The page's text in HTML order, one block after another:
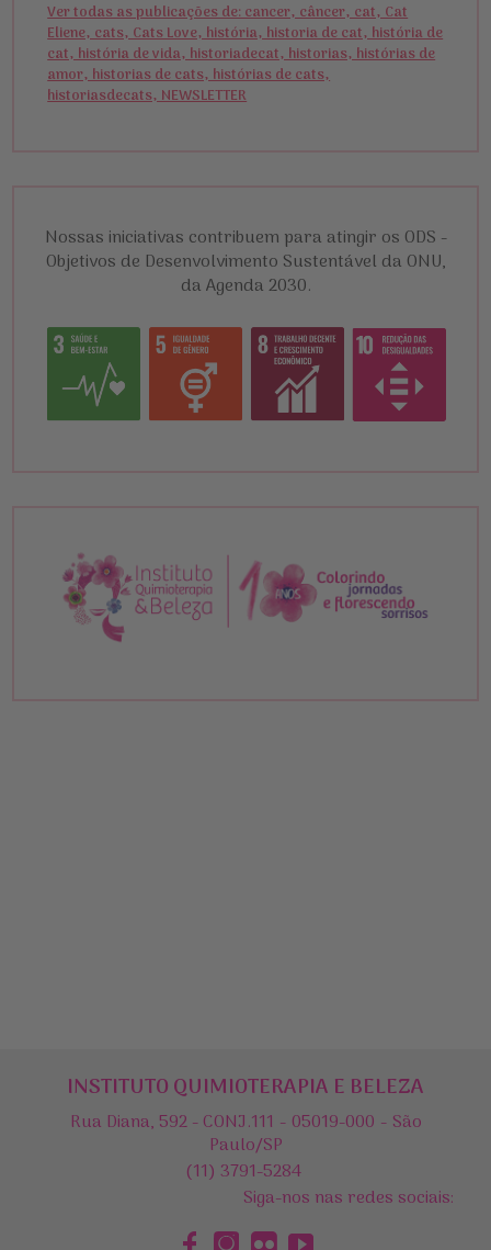
Ver todas as publicações de: cancer, câncer, cat, Cat
Eliene, cats, Cats Love, história, historia de cat, história de
cat, história de vida, historiadecat, historias, histórias de
amor, historias de cats, histórias de cats,
historiasdecats, NEWSLETTER
Nossas iniciativas contribuem para atingir os ODS -
Objetivos de Desenvolvimento Sustentável da ONU,
da Agenda 2030.
INSTITUTO QUIMIOTERAPIA E BELEZA
Rua Diana, 592 - CONJ.111 - 05019-000 - São
Paulo/SP
(11) 3791-5284
Siga-nos nas redes sociais: